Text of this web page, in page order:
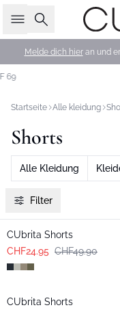
Suche
Melde dich hieran und
Startseite Alle kleidung
Shorts
Alle Kleidung
Filter
-50%
CUbrita Shorts
CHF24.95 CHF49.90
CUbrita Shorts